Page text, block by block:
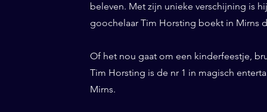
beleven. Met zijn unieke verschijning is
goochelaar Tim Horsting boekt in Mirns
Of het nou gaat om een kinderfeestje,
Tim Horsting is de nr 1 in magisch
Mirns.